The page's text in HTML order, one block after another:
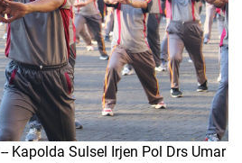
-- Kapolda Sulsel Irjen Pol Drs Umar